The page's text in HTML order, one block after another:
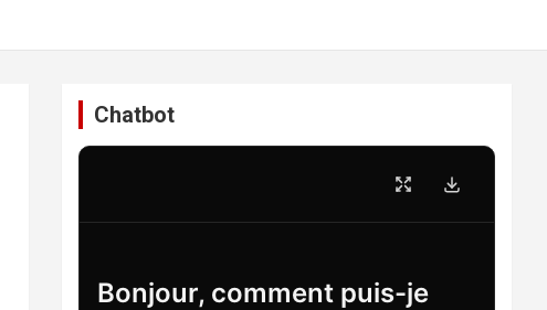
Chatbot
Bonjour, comment puis-je